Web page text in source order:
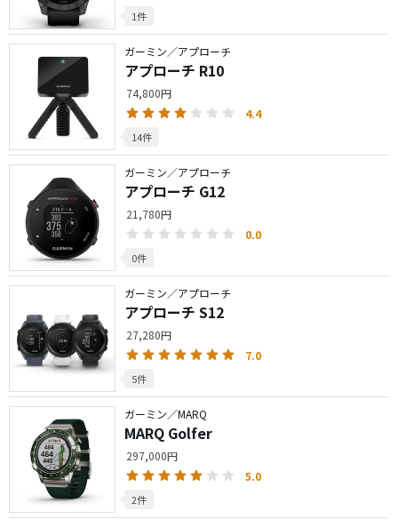
1件
ガーミン／アプローチ
アプローチ R10
74,800円
4.4
14件
ガーミン／アプローチ
アプローチ G12
21,780円
0.0
0件
ガーミン／アプローチ
アプローチ S12
27,280円
7.0
5件
ガーミン／MARQ
MARQ Golfer
297,000円
5.0
2件